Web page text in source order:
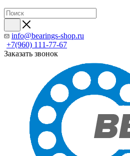
info@bearings-shop.ru
+7(960) 111-77-67
Заказать звонок